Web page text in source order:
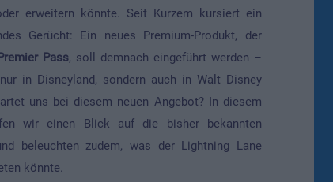
erweitern könnte. Seit Kurzem kursiert ein
Gerücht: Ein neues Premium-Produkt, der
Pass, soll demnach eingeführt werden –
in Disneyland, sondern auch in Walt Disney
uns bei diesem neuen Angebot? In diesem
wir einen Blick auf die bisher bekannten
beleuchten zudem, was der Lightning Lane
könnte.